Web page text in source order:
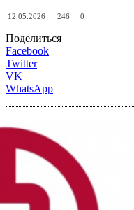
12.05.2026 246 0
Поделиться
Facebook
Twitter
VK
WhatsApp